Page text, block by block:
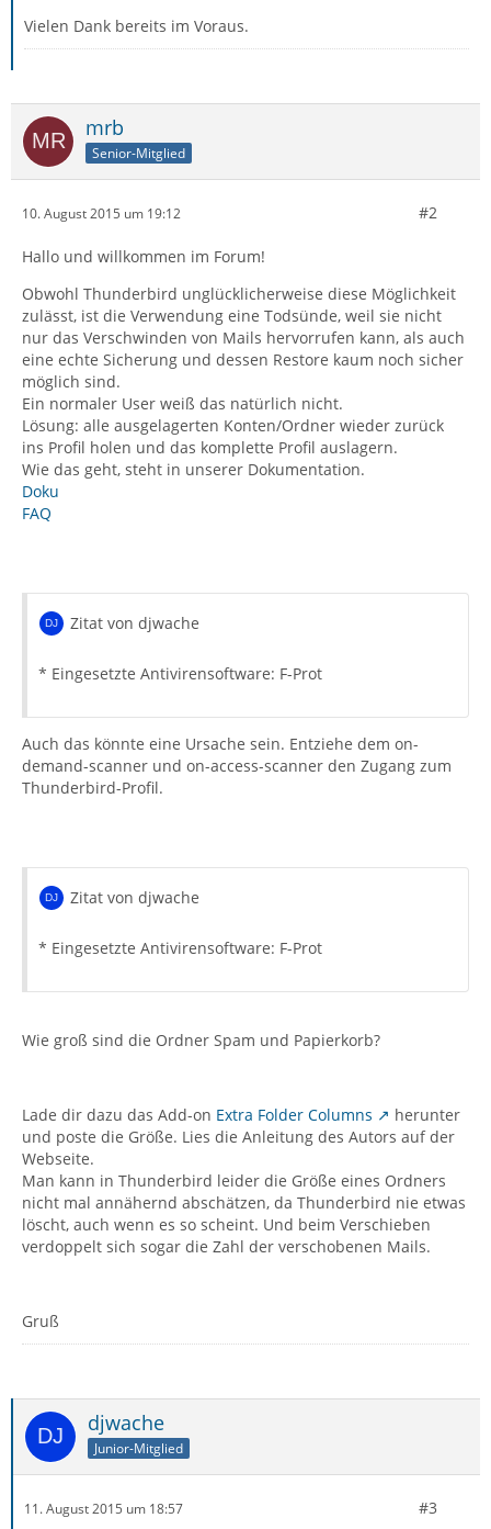
Vielen Dank bereits im Voraus.
mrb
Senior-Mitglied
10. August 2015 um 19:12 #2
Hallo und willkommen im Forum!
Obwohl Thunderbird unglücklicherweise diese Möglichkeit
zulässt, ist die Verwendung eine Todsünde, weil sie nicht
nur das Verschwinden von Mails hervorrufen kann, als auch
eine echte Sicherung und dessen Restore kaum noch sicher
möglich sind.
Ein normaler User weiß das natürlich nicht.
Lösung: alle ausgelagerten Konten/Ordner wieder zurück
ins Profil holen und das komplette Profil auslagern.
Wie das geht, steht in unserer Dokumentation.
Doku
FAQ
Zitat von djwache
* Eingesetzte Antivirensoftware: F-Prot
Auch das könnte eine Ursache sein. Entziehe dem on-
demand-scanner und on-access-scanner den Zugang zum
Thunderbird-Profil.
Zitat von djwache
* Eingesetzte Antivirensoftware: F-Prot
Wie groß sind die Ordner Spam und Papierkorb?
Lade dir dazu das Add-on Extra Folder Columns
herunter
und poste die Größe. Lies die Anleitung des Autors auf der
Webseite.
Man kann in Thunderbird leider die Größe eines Ordners
nicht mal annähernd abschätzen, da Thunderbird nie etwas
löscht, auch wenn es so scheint. Und beim Verschieben
verdoppelt sich sogar die Zahl der verschobenen Mails.
Gruß
djwache
Junior-Mitglied
11. August 2015 um 18:57 #3